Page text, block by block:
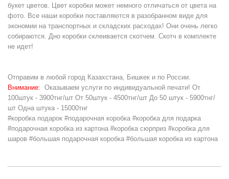
букет цветов. Цвет коробки может немного отличаться от цвета на
фото. Все наши коробки поставляются в разобранном виде для
экономии на транспортных и складских расходах! Они очень легко
собираются. Дно коробки склеивается скотчем. Скотч в комплекте
не идет!
Отправим в любой город Казахстана, Бишкек и по России.
Внимание: Оказываем услуги по индивидуальной печати! От
100штук - 3900тнг/шт От 50штук - 4500тнг/шт До 50 штук - 5900тнг/
шт Одна штука - 15000тнг
#коробка подарок #подарочная коробка #коробка для подарка
#подарочная коробка из картона #коробка сюрприз #коробка для
шаров #большая подарочная коробка #большая коробка из картона